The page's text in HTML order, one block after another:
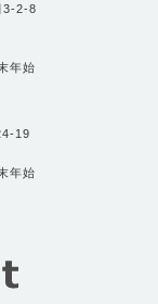
3-2-8
年始
19
年始